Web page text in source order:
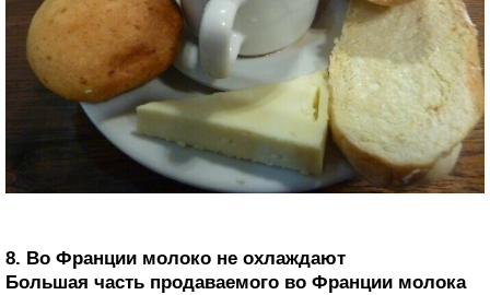
8. Во Франции молоко не охлаждают
Большая часть продаваемого во Франции молока